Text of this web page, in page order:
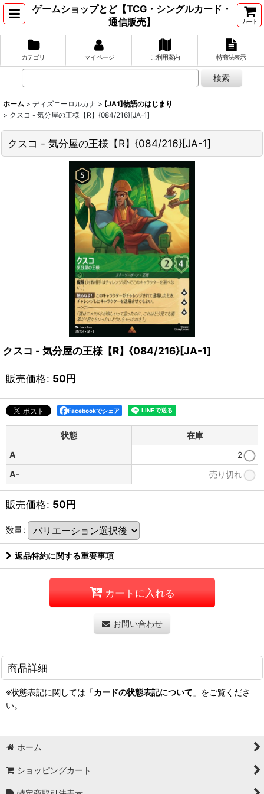
ゲームショップとど【TCG・シングルカード・
通信販売】
カート
カテゴリ マイページ ご利用案内 特商法表示
ホーム > ディズニーロルカナ > [JA1]物語のはじまり
> クスコ - 気分屋の王様【R】{084/216}[JA-1]
クスコ - 気分屋の王様【R】{084/216}[JA-1]
クスコ - 気分屋の王様【R】{084/216}[JA-1]
販売価格: 50円
Facebookでシェア
状態
在庫
A
2
A-
売り切れ
販売価格: 50円
数量:
返品特約に関する重要事項
カートに入れる
お問い合わせ
商品詳細
※状態表記に関しては「カードの状態表記について 」をご覧くださ
い。
ホーム
ショッピングカート